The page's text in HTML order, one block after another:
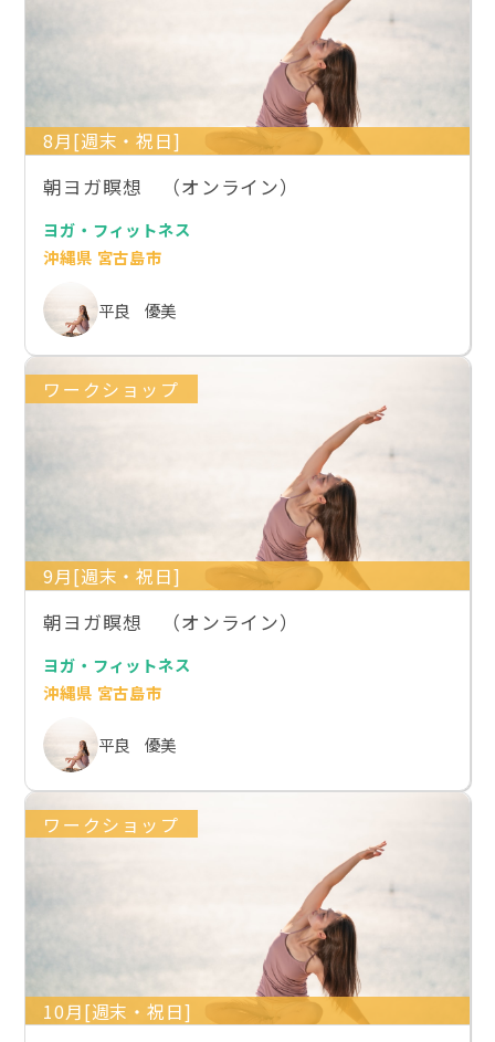
8月[週末・祝日]
朝ヨガ瞑想 （オンライン）
ヨガ・フィットネス
沖縄県 宮古島市
平良 優美
ワークショップ
9月[週末・祝日]
朝ヨガ瞑想 （オンライン）
ヨガ・フィットネス
沖縄県 宮古島市
平良 優美
ワークショップ
10月[週末・祝日]